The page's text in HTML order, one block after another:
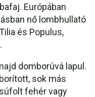
Európában
nő lombhullató
és Populus,
domborúvá lapul.
sok más
fehér vagy